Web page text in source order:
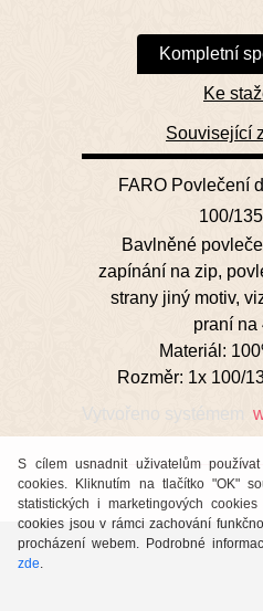
S cílem usnadnit uživatelům
cookies. Kliknutím na tlačítko "OK"
statistických i marketingových
cookies jsou v rámci zachování
procházení webem. Podrobné
zde.
Kompletní
Ke
Související
FARO Povlečení
100/
Bavlněné
zapínání na zip,
strany jiný motiv,
praní na
Materiál:
Rozměr: 1x 100/